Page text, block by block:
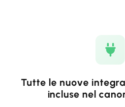
Tutte le nuove
incluse nel